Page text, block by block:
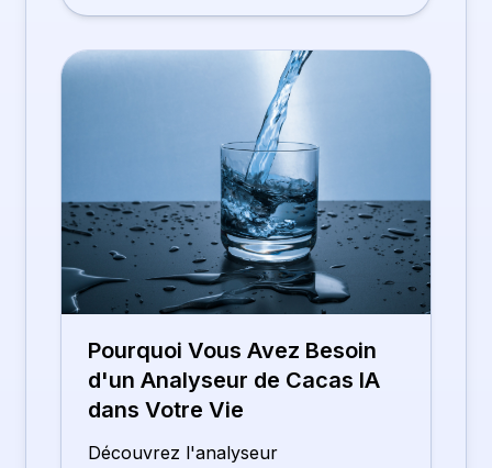
Pourquoi Vous Avez Besoin
d'un Analyseur de Cacas IA
dans Votre Vie
Découvrez l'analyseur